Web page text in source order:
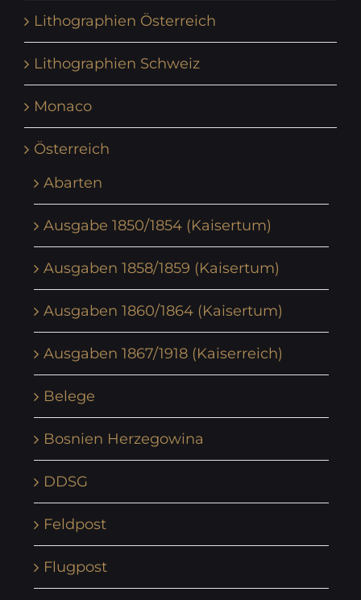
Lithographien Österreich
Lithographien Schweiz
Monaco
Österreich
Abarten
Ausgabe 1850/1854 (Kaisertum)
Ausgaben 1858/1859 (Kaisertum)
Ausgaben 1860/1864 (Kaisertum)
Ausgaben 1867/1918 (Kaiserreich)
Belege
Bosnien Herzegowina
DDSG
Feldpost
Flugpost